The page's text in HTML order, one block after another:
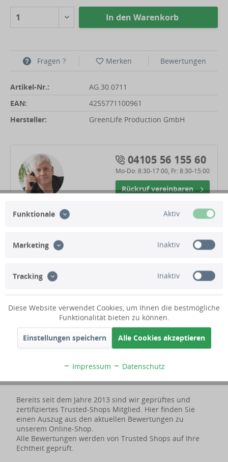
In den Warenkorb
Fragen ? Merken Bewertungen
Artikel-Nr.:
AG.30.0711
EAN:
4255771100961
Hersteller:
GreenLife Production GmbH
04105 56 155 60
Mo-Do: 8:30-17:00, Fr: 8:30-15:00
Rückruf vereinbaren
Beschreibung
Lieferumfang
Kundenbewertungen
Bereits seit dem Jahre 2013 sind wir geprüftes und
zertifiziertes Trusted-Shops Mitglied. Hier finden Sie
einen Auszug aus den aktuellen Bewertungen zu
unserem Online-Shop.
Alle Bewertungen werden von Trusted Shops auf Ihre
Echtheit geprüft.
Funktionale Aktiv
Marketing Inaktiv
Tracking Inaktiv
Diese Website verwendet Cookies, um Ihnen die bestmögliche
Funktionalität bieten zu können.
Einstellungen speichern Alle Cookies akzeptieren
Impressum Datenschutz